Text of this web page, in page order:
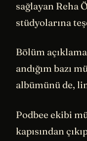
sağlayan Reha
stüdyolarına
Bölüm
andığım bazı
albümünü de,
Podbee ekibi
kapısından